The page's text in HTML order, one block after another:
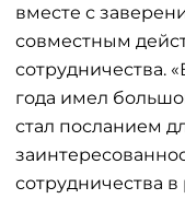
вместе с
совместным
сотрудничества.
года имел
стал посланием
сотрудничества